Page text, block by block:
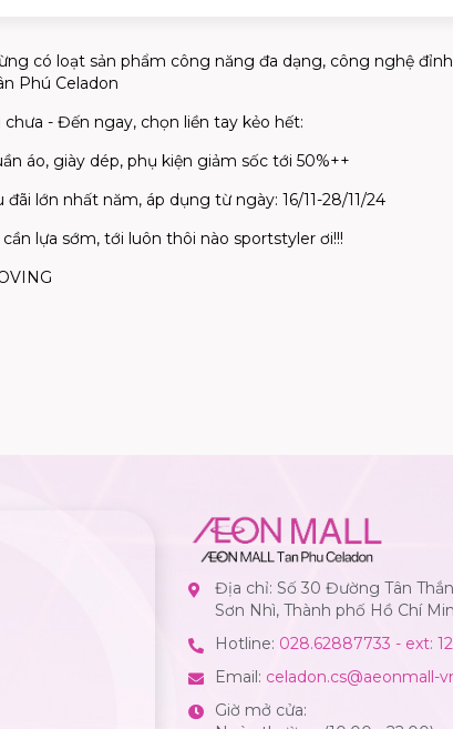
có loạt sản phẩm công năng đa dạng, công nghệ
Phú Celadon
chưa - Đến ngay, chọn liền tay kẻo hết:
áo, giày dép, phụ kiện giảm sốc tới 50%++
lớn nhất năm, áp dụng từ ngày: 16/11-28/11/24
lựa sớm, tới luôn thôi nào sportstyler ơi!!!
Địa chỉ: Số 30 Đường Tân
Sơn Nhì, Thành phố Hồ Chí
Hotline: 028.62887733 - ext:
Email: celadon.cs@aeonmall-
Giờ mở cửa: